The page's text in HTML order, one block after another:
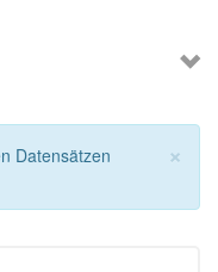
×
Datensätzen